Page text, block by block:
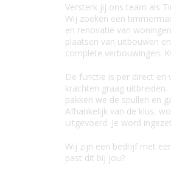
Versterk jij ons team als
Wij zoeken een
en renovatie van
plaatsen van uitbouwen
complete verbouwingen.
De functie is per direct en
krachten graag
pakken we de spullen en
Afhankelijk van de klus,
uitgevoerd. Je word
Wij zijn een bedrijf met
past dit bij jou?